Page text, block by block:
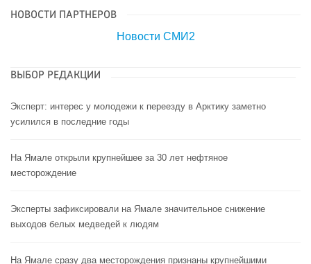
НОВОСТИ ПАРТНЕРОВ
Новости СМИ2
ВЫБОР РЕДАКЦИИ
Эксперт: интерес у молодежи к переезду в Арктику заметно
усилился в последние годы
На Ямале открыли крупнейшее за 30 лет нефтяное
месторождение
Эксперты зафиксировали на Ямале значительное снижение
выходов белых медведей к людям
На Ямале сразу два месторождения признаны крупнейшими